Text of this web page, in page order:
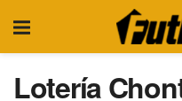
Lotería